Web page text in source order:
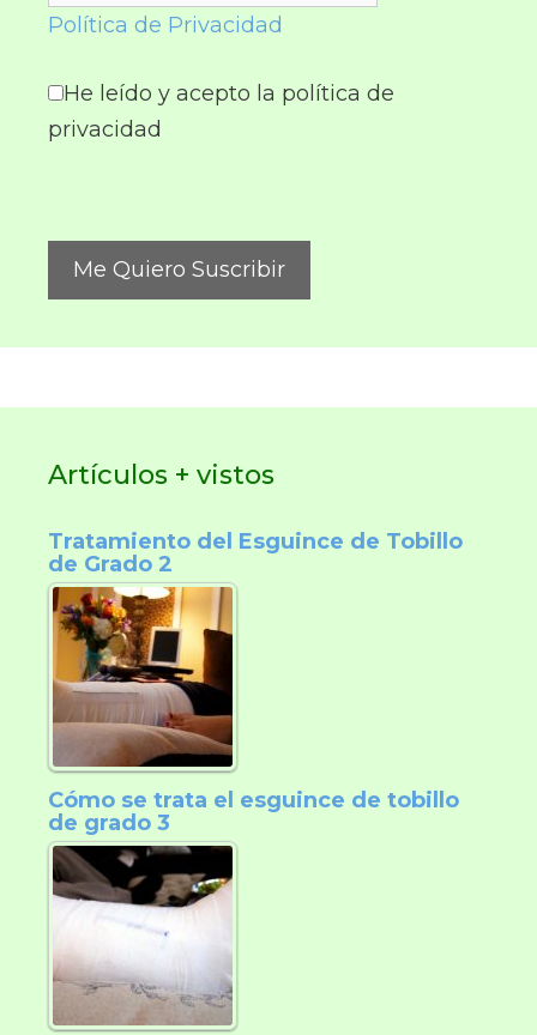
Política de Privacidad
He leído y acepto la política de
privacidad
Artículos + vistos
Tratamiento del Esguince de Tobillo
de Grado 2
Cómo se trata el esguince de tobillo
de grado 3